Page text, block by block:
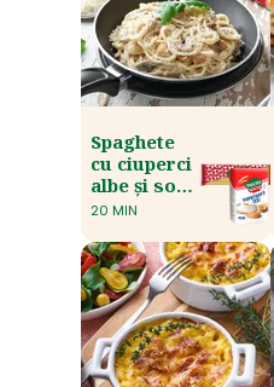
Spaghete
cu ciuperci
albe și sos
de pui
20 MIN